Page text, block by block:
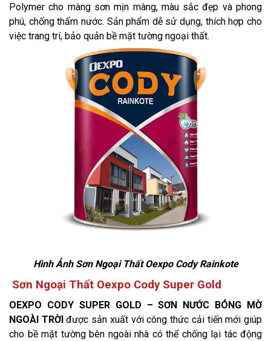
Polymer cho màng sơn mịn màng, màu sắc đẹp và phong
phú, chống thấm nước. Sản phẩm dễ sử dụng, thích hợp cho
việc trang trí, bảo quản bề mặt tường ngoại thất.
Hình Ảnh Sơn Ngoại Thất Oexpo Cody Rainkote
Sơn Ngoại Thất Oexpo Cody Super Gold
OEXPO CODY SUPER GOLD – SƠN NƯỚC BÓNG MỜ
NGOÀI TRỜI được sản xuất với công thức cải tiến mới giúp
cho bề mặt tường bên ngoài nhà có thể chống lại tác động